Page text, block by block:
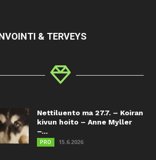
& TERVEYS
Nettiluento ma 27.7. – Koiran
kivun hoito – Anne Myller
–...
PRO 15.6.2026